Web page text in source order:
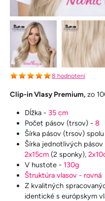
8 hodnotení
Clip-in Vlasy Premium,zo
Dĺžka - 35 cm
Počet pásov (trsov) - 8
Šírka pásov (trsov)
Šírka jednotlivých
2x15cm (2 sponky),
V hustote - 130g
Štruktúra vlasov - rovná
Z kvalitných
identické s európskym